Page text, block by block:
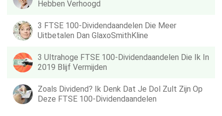
Hebben Verhoogd
3 FTSE 100-Dividendaandelen Die Meer
Uitbetalen Dan GlaxoSmithKline
3 Ultrahoge FTSE 100-Dividendaandelen Die Ik In
2019 Blijf Vermijden
Zoals Dividend? Ik Denk Dat Je Dol Zult Zijn Op
Deze FTSE 100-Dividendaandelen